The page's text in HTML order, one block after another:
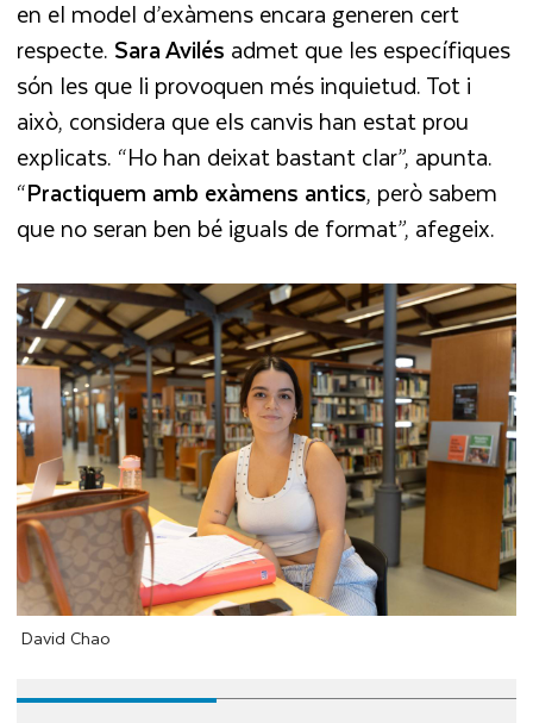
en el model d’exàmens encara generen cert
respecte. Sara Avilés admet que les específiques
són les que li provoquen més inquietud. Tot i
això, considera que els canvis han estat prou
explicats. “Ho han deixat bastant clar”, apunta.
“Practiquem amb exàmens antics, però sabem
que no seran ben bé iguals de format”, afegeix.
David Chao